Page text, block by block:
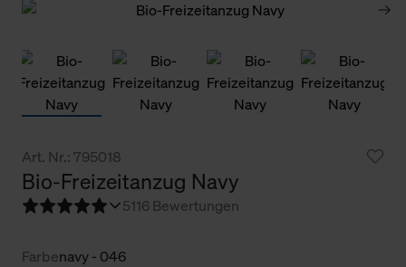
Art. Nr.: 795018
Bio-Freizeitanzug Navy
5116 Bewertungen
Farbenavy - 046